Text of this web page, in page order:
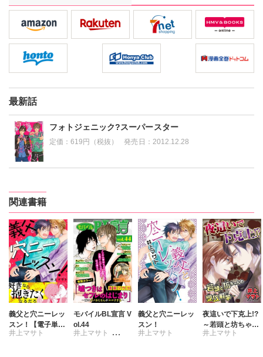
ブエッチな描き下ろし１６Ｐも収録?
最新話
フォトジェニック?スーパースター
定価：619円（税抜） 発売日： 2012.12.28
関連書籍
義父と穴ニーレッ
スン！【電子単行
本版】
井上マサト
モバイルBL宣言 V
ol.44
井上マサト
義父と穴ニーレッ
スン！
井上マサト
夜這いで下克上!?
～若頭と坊ちゃん
の受攻戦争～
井上マサト